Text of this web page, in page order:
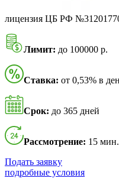
лицензия ЦБ РФ
Лимит: до 100000 р.
Ставка: от 0,53% в
Срок: до 365 дней
Рассмотрение: 15 мин.
Подать заявку
подробные условия